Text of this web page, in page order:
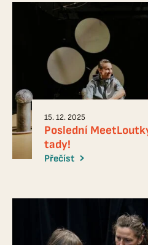
15. 12. 2025
Poslední
tady!
Přečíst